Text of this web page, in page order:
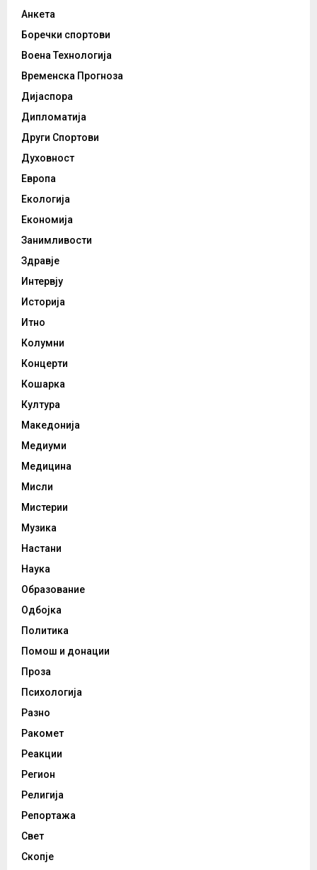
Анкета
Боречки спортови
Воена Технологија
Временска Прогноза
Дијаспора
Дипломатија
Други Спортови
Духовност
Европа
Екологија
Економија
Занимливости
Здравје
Интервју
Историја
Итно
Колумни
Концерти
Кошарка
Култура
Македонија
Медиуми
Медицина
Мисли
Мистерии
Музика
Настани
Наука
Образование
Одбојка
Политика
Помош и донации
Проза
Психологија
Разно
Ракомет
Реакции
Регион
Религија
Репортажа
Свет
Скопје